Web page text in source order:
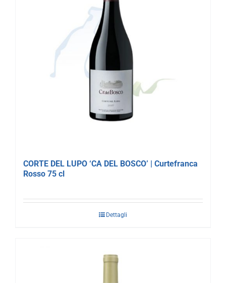
CORTE DEL LUPO ‘CA DEL BOSCO’ | Curtefranca
Rosso 75 cl
Dettagli